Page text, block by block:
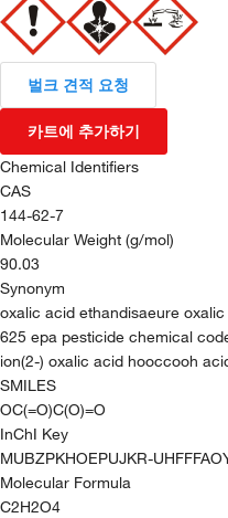
벌크 견적 요청
카트에 추가하기
Chemical Identifiers
CAS
144-62-7
Molecular Weight (g/mol)
90.03
Synonym
oxalic acid ethandisaeure
625 epa pesticide chemical
ion(2-) oxalic acid hooccooh
SMILES
OC(=O)C(O)=O
InChI Key
MUBZPKHOEPUJKR-
Molecular Formula
C2H2O4